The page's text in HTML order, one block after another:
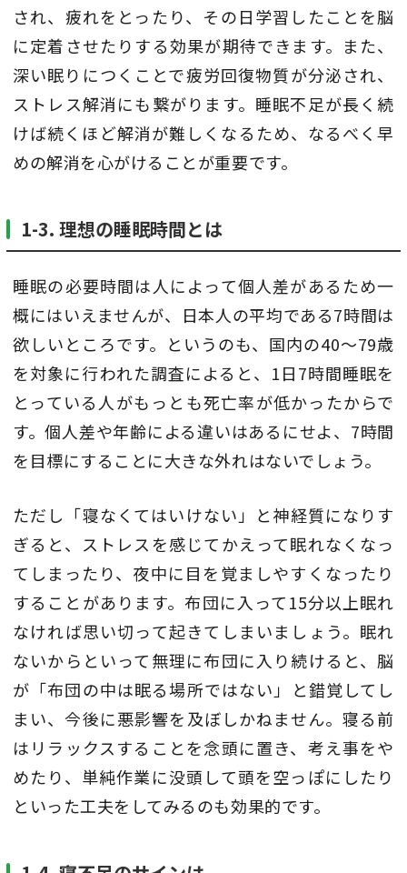
され、疲れをとったり、その日学習したことを脳
に定着させたりする効果が期待できます。また、
深い眠りにつくことで疲労回復物質が分泌され、
ストレス解消にも繋がります。睡眠不足が長く続
けば続くほど解消が難しくなるため、なるべく早
めの解消を心がけることが重要です。
1-3. 理想の睡眠時間とは
睡眠の必要時間は人によって個人差があるため一
概にはいえませんが、日本人の平均である7時間は
欲しいところです。というのも、国内の40〜79歳
を対象に行われた調査によると、1日7時間睡眠を
とっている人がもっとも死亡率が低かったからで
す。個人差や年齢による違いはあるにせよ、7時間
を目標にすることに大きな外れはないでしょう。
ただし「寝なくてはいけない」と神経質になりす
ぎると、ストレスを感じてかえって眠れなくなっ
てしまったり、夜中に目を覚ましやすくなったり
することがあります。布団に入って15分以上眠れ
なければ思い切って起きてしまいましょう。眠れ
ないからといって無理に布団に入り続けると、脳
が「布団の中は眠る場所ではない」と錯覚してし
まい、今後に悪影響を及ぼしかねません。寝る前
はリラックスすることを念頭に置き、考え事をや
めたり、単純作業に没頭して頭を空っぽにしたり
といった工夫をしてみるのも効果的です。